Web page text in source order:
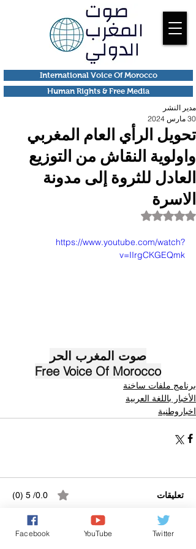
Human Rights & Free Media
International Voice Of Morocco
تحويل الرأي العام المغربي
واولوية النقاش من التوزيع
العادل للثروة إلى مدونة
الاسرة
مدير النشر
30 مارس 2024
تم التقييم بـ ليس رقمًا من أصل 5 نجوم.
https://www.youtube.com/watch?
v=IIrgCKGEQmk
صوت المغرب الحر
Free Voice Of Morocco
برنامج ملفات ساخنة
الأخبار باللغة العربية
اخباروطنية
تعليقات 0.0/ 5 (0)
Facebook YouTube Twitter